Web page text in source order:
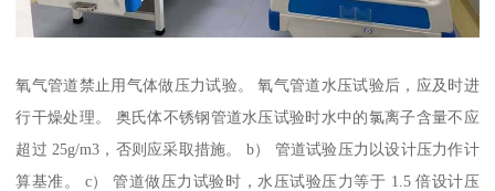
氧气管道禁止用气体做压力试验。 氧气管道水压试验后，应及时进
行干燥处理。 奥氏体不锈钢管道水压试验时水中的氯离子含量不应
超过 25g/m3，否则应采取措施。 b） 管道试验压力以设计压力作计
算基准。 c） 管道做压力试验时，水压试验压力等于 1.5 倍设计压